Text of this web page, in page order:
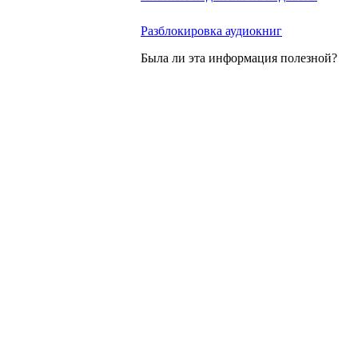
Разблокировка аудиокниг
Была ли эта информация полезной?